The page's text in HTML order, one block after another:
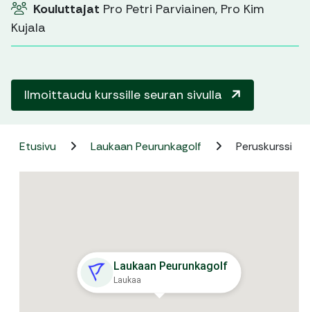
Kouluttajat Pro Petri Parviainen, Pro Kim
Kujala
Ilmoittaudu kurssille seuran sivulla
Etusivu Laukaan Peurunkagolf Peruskurssi
Laukaan Peurunkagolf
Laukaa